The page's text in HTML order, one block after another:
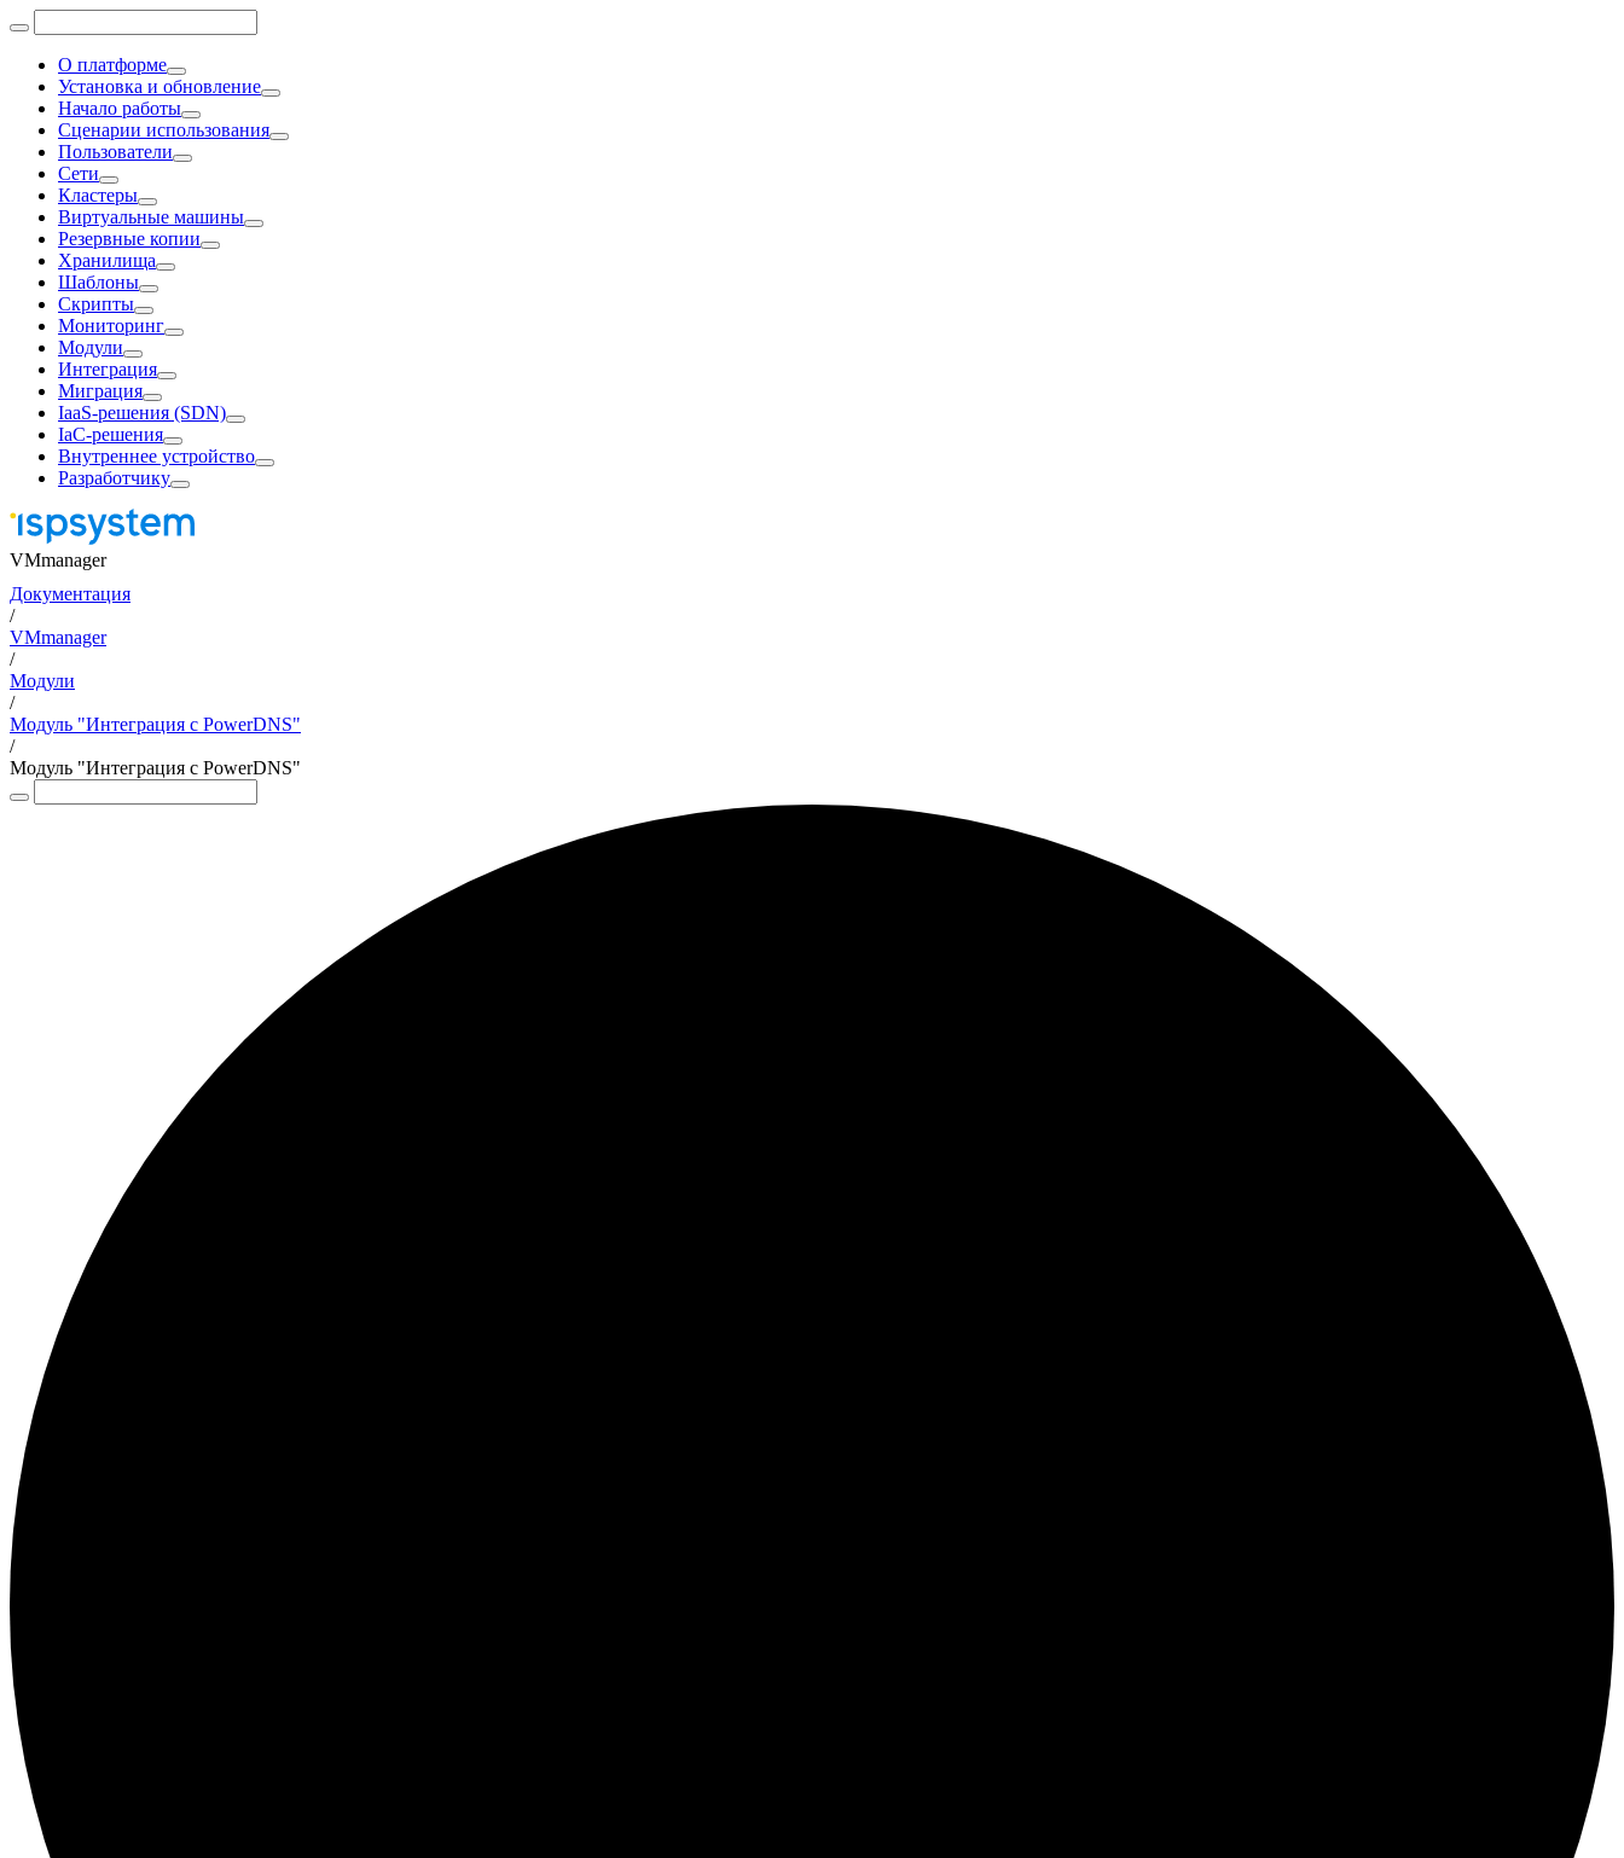
О платформе
Установка и обновление
Начало работы
Сценарии использования
Пользователи
Сети
Кластеры
Виртуальные машины
Резервные копии
Хранилища
Шаблоны
Скрипты
Мониторинг
Модули
Интеграция
Миграция
IaaS-решения (SDN)
IaC-решения
Внутреннее устройство
Разработчику
VMmanager
Документация
/
VMmanager
/
Модули
/
Модуль "Интеграция с PowerDNS"
/
Модуль "Интеграция с PowerDNS"